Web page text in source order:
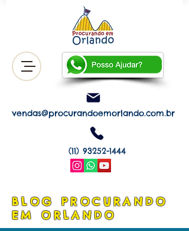
vendas@procurandoemorlando.com.br
(11) 93252-1444
BLOGPROCURANDO
EM ORLANDO